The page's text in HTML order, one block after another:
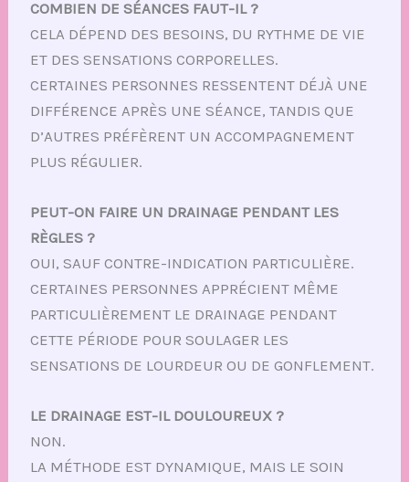
COMBIEN DE SÉANCES FAUT-IL ?
CELA DÉPEND DES BESOINS, DU RYTHME DE VIE
ET DES SENSATIONS CORPORELLES.
CERTAINES PERSONNES RESSENTENT DÉJÀ UNE
DIFFÉRENCE APRÈS UNE SÉANCE, TANDIS QUE
D’AUTRES PRÉFÈRENT UN ACCOMPAGNEMENT
PLUS RÉGULIER.
PEUT-ON FAIRE UN DRAINAGE PENDANT LES
RÈGLES ?
OUI, SAUF CONTRE-INDICATION PARTICULIÈRE.
CERTAINES PERSONNES APPRÉCIENT MÊME
PARTICULIÈREMENT LE DRAINAGE PENDANT
CETTE PÉRIODE POUR SOULAGER LES
SENSATIONS DE LOURDEUR OU DE GONFLEMENT.
LE DRAINAGE EST-IL DOULOUREUX ?
NON.
LA MÉTHODE EST DYNAMIQUE, MAIS LE SOIN